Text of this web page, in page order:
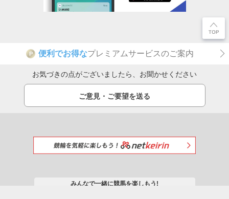
P 便利でお得なプレミアムサービスのご案内
お気づきの点がございましたら、お聞かせください
ご意見・ご要望を送る
みんなで一緒に競馬を楽しもう!